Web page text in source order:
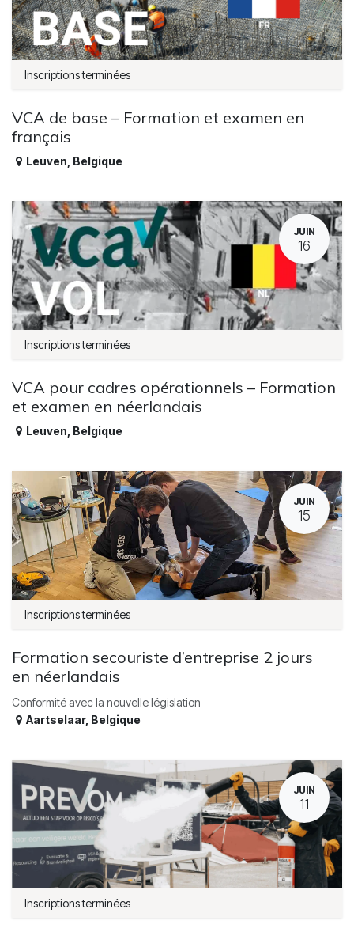
Inscriptions terminées
VCA de base – Formation et examen en
français
Leuven Belgique
JUIN
16
Inscriptions terminées
VCA pour cadres opérationnels – Formation
et examen en néerlandais
Leuven Belgique
JUIN
15
Inscriptions terminées
Formation secouriste d’entreprise 2 jours
en néerlandais
Conformité avec la nouvelle législation
Aartselaar, Belgique
JUIN
11
Inscriptions terminées